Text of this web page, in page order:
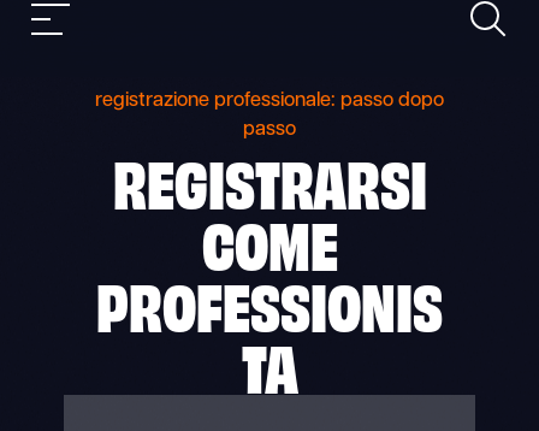
SkipNavigazione
Ricerca
registrazione professionale: passo dopo
passo
REGISTRARSI
COME
PROFESSIONIS
TA